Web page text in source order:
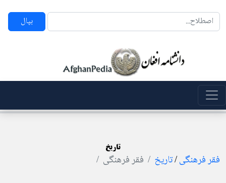
بپال
تاریخ
فقر فرهنگی/تاریخ فقر فرهنگی